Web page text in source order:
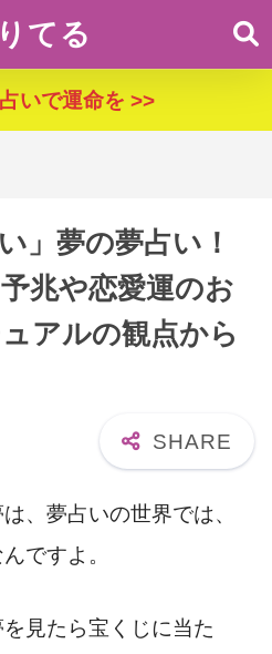
てる
いで運命を >>
」夢の夢占い！
兆や恋愛運のお
アルの観点から
、夢占いの世界では、
ですよ。
を見たら宝くじに当た